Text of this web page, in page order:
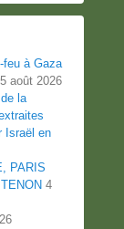
feu à Gaza
5 août 2026
la
Israël en
PARIS
4